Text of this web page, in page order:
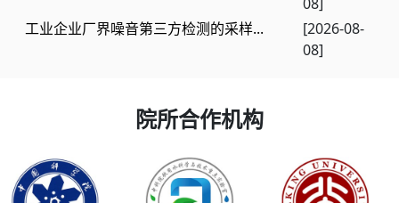
工业企业厂界噪音第三方检测的采样...
[2026-08-
08]
院所合作机构